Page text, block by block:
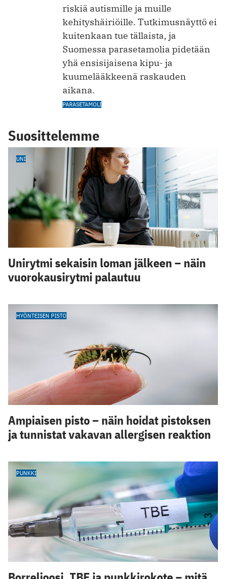
riskiä autismille ja muille
kehityshäiriöille. Tutkimusnäyttö ei
kuitenkaan tue tällaista, ja
Suomessa parasetamolia pidetään
yhä ensisijaisena kipu- ja
kuumelääkkeenä raskauden
aikana.
PARASETAMOLI
Suosittelemme
UNI
Unirytmi sekaisin loman jälkeen – näin
vuorokausirytmi palautuu
HYÖNTEISEN PISTO
Ampiaisen pisto – näin hoidat pistoksen
ja tunnistat vakavan allergisen reaktion
PUNKKI